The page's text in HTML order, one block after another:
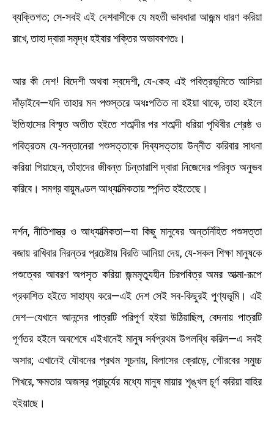
ব্যক্তিগত; সে-সবই এই দেশবাসীকে যে মহতী ভাবধারা আজন্ম ধারণ করিয়া
রাখে, তাহা দ্বারা সমৃদ্ধ হইবার শক্তির অভাববশতঃ।
আর কী দেশ! বিদেশী অথবা স্বদেশী, যে-কেহ এই পবিত্রভূমিতে আসিয়া
দাঁড়াইবে—যদি তাহার মন পশুস্তরে অধঃপতিত না হইয়া থাকে, তাহা হইলে
ইতিহাসের বিস্মৃত অতীত হইতে শতাব্দীর পর শতাব্দী ধরিয়া পৃথিবীর শ্রেষ্ঠ ও
পবিত্রতম যে-সন্তানেরা পশুসত্তাকে দিব্যসত্তায় উন্নীত করিবার সাধনা
করিয়া গিয়াছেন, তাঁহাদের জীবন্ত চিন্তারাশি দ্বারা নিজেদের পরিবৃত অনুভব
করিবে। সমগ্র বায়ুমণ্ডল আধ্যাত্মিকতায় স্পন্দিত হইতেছে।
দর্শন, নীতিশাস্ত্র ও আধ্যাত্মিকতা—যা কিছু মানুষের অন্তর্নিহিত পশুসত্তা
বজায় রাখিবার নিরন্তর প্রচেষ্টায় বিরতি আনিয়া দেয়, যে-সকল শিক্ষা মানুষকে
পশুত্বের আবরণ অপসৃত করিয়া জন্মমৃত্যুহীন চিরপবিত্র অমর আত্মা-রূপে
প্রকাশিত হইতে সাহায্য করে—এই দেশ সেই সব-কিছুরই পুণ্যভূমি। এই
দেশ—যেখানে আনন্দের পাত্রটি পরিপূর্ণ হইয়া উঠিয়াছিল, বেদনায় পাত্রটি
পূর্ণতর হইলে অবশেষে এইখানেই মানুষ সর্বপ্রথম উপলব্ধি করিল—এ সবই
অসার; এখানেই যৌবনের প্রথম সূচনায়, বিলাসের ক্রোড়ে, গৌরবের সমুচ্চ
শিখরে, ক্ষমতার অজস্র প্রাচুর্যের মধ্যে মানুষ মায়ার শৃঙ্খল চূর্ণ করিয়া বাহির
হইয়াছে।